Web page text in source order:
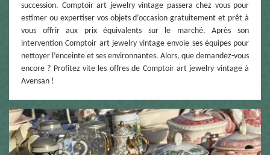
succession. Comptoir art jewelry vintage passera chez vous pour
estimer ou expertiser vos objets d’occasion gratuitement et prêt à
vous offrir aux prix équivalents sur le marché. Après son
intervention Comptoir art jewelry vintage envoie ses équipes pour
nettoyer l’enceinte et ses environnantes. Alors, que demandez-vous
encore ? Profitez vite les offres de Comptoir art jewelry vintage à
Avensan !